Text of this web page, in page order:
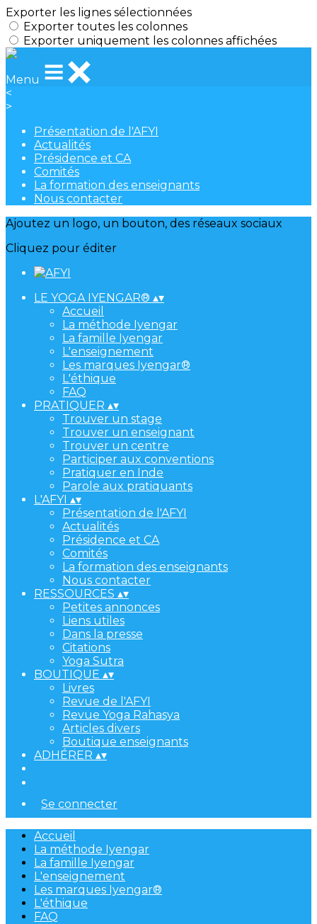
Exporter les lignes sélectionnées
Exporter toutes les colonnes
Exporter uniquement les colonnes affichées
Menu
<
>
Présentation de l'AFYI
Actualités
Présidence et CA
Comités
La formation des enseignants
Nous contacter
Ajoutez un logo, un bouton, des réseaux sociaux
Cliquez pour éditer
LE YOGA IYENGAR® ▴▾
Accueil
La méthode Iyengar
La famille Iyengar
L'enseignement
Les marques Iyengar®
L'éthique
FAQ
PRATIQUER ▴▾
Trouver un stage
Trouver un enseignant
Trouver un centre
Participer aux conventions
Pratiquer en Inde
Parole aux pratiquants
L'AFYI ▴▾
Présentation de l'AFYI
Actualités
Présidence et CA
Comités
La formation des enseignants
Nous contacter
RESSOURCES ▴▾
Petites annonces
Liens utiles
Dans la presse
Citations
Yoga Sutra
BOUTIQUE ▴▾
Livres
Revue de l'AFYI
Revue Yoga Rahasya
Articles divers
Boutique enseignants
ADHÉRER ▴▾
Se connecter
Accueil
La méthode Iyengar
La famille Iyengar
L'enseignement
Les marques Iyengar®
L'éthique
FAQ